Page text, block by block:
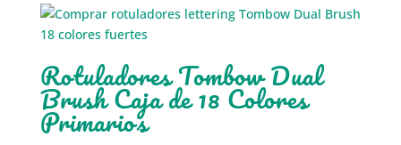
Rotuladores Tombow Dual
Brush Caja de 18 Colores
Primarios